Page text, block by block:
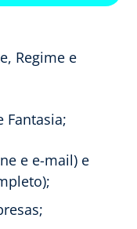
Regime e
Fantasia;
e e-mail) e